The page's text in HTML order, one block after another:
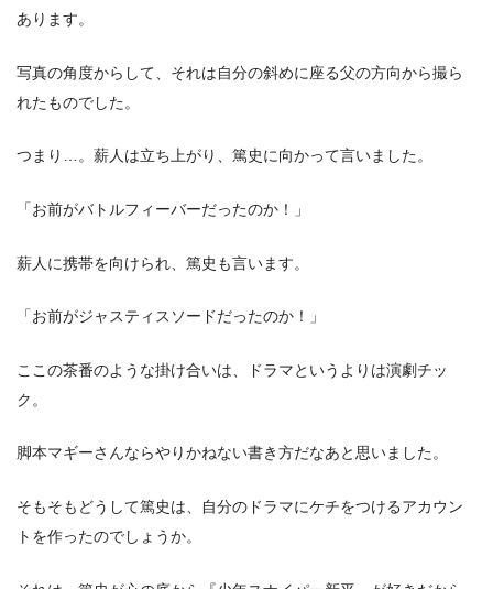
あります。
写真の角度からして、それは自分の斜めに座る父の方向から撮ら
れたものでした。
つまり…。薪人は立ち上がり、篤史に向かって言いました。
「お前がバトルフィーバーだったのか！」
薪人に携帯を向けられ、篤史も言います。
「お前がジャスティスソードだったのか！」
ここの茶番のような掛け合いは、ドラマというよりは演劇チッ
ク。
脚本マギーさんならやりかねない書き方だなあと思いました。
そもそもどうして篤史は、自分のドラマにケチをつけるアカウン
トを作ったのでしょうか。